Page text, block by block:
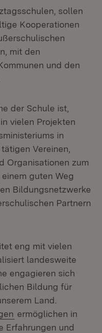
sollen
Kooperationen
mit den
und den
der Schule ist,
vielen Projekten
in
Vereinen,
Organisationen zum
guten Weg
Bildungsnetzwerke
Partnern
eng mit vielen
landesweite
engagieren sich
Bildung für
Land.
ermöglichen in
Erfahrungen und